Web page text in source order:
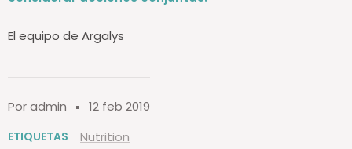
considerar acciones conjuntas.
El equipo de Argalys